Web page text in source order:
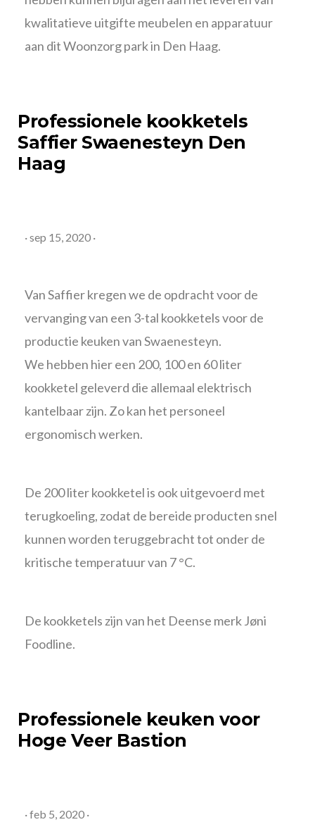
kwalitatieve uitgifte meubelen en apparatuur
aan dit Woonzorg park in Den Haag.
Professionele kookketels
Saffier Swaenesteyn Den
Haag
·sep 15, 2020 ·
Van Saffier kregen we de opdracht voor de
vervanging van een 3-tal kookketels voor de
productie keuken van Swaenesteyn.
We hebben hier een 200, 100 en 60 liter
kookketel geleverd die allemaal elektrisch
kantelbaar zijn. Zo kan het personeel
ergonomisch werken.
De 200 liter kookketel is ook uitgevoerd met
terugkoeling, zodat de bereide producten snel
kunnen worden teruggebracht tot onder de
kritische temperatuur van 7 °C.
De kookketels zijn van het Deense merk Jøni
Foodline.
Professionele keuken voor
Hoge Veer Bastion
·feb 5, 2020 ·